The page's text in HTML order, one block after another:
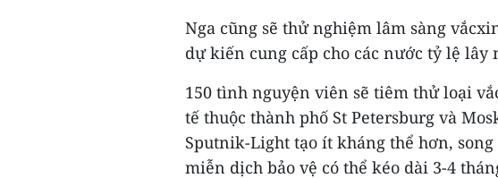
Nga cũng sẽ thử nghiệm lâm sàng
dự kiến cung cấp cho các nước tỷ lệ lây
150 tình nguyện viên sẽ tiêm thử loại
tế thuộc thành phố St Petersburg và
Sputnik-Light tạo ít kháng thể hơn,
miễn dịch bảo vệ có thể kéo dài 3-4